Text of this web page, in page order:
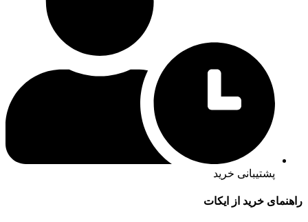
پشتیبانی خرید
راهنمای خرید از ایکات